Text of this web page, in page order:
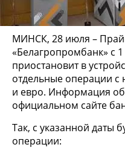
МИНСК, 28 июля –
«Белагропромбанк» с
приостановит в
отдельные операции
и евро. Информация
официальном сайте
Так, с указанной даты
операции: